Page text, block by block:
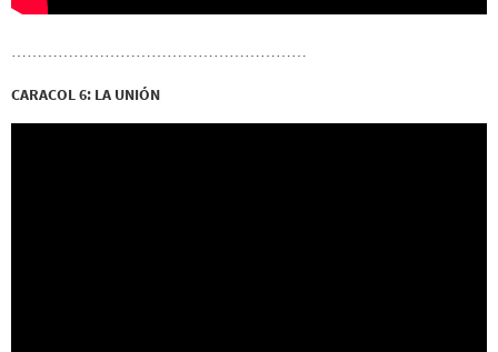
…………………………………………………
CARACOL 6: LA UNIÓN